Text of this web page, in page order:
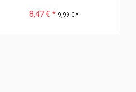
8,47 € * 9,99 € *